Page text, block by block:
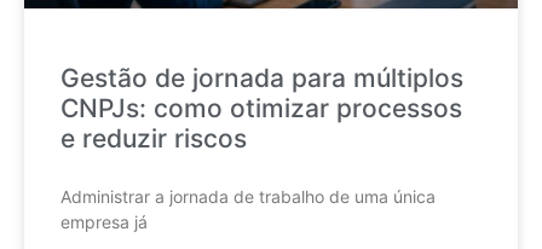
Gestão de jornada para múltiplos
CNPJs: como otimizar processos
e reduzir riscos
Administrar a jornada de trabalho de uma única
empresa já